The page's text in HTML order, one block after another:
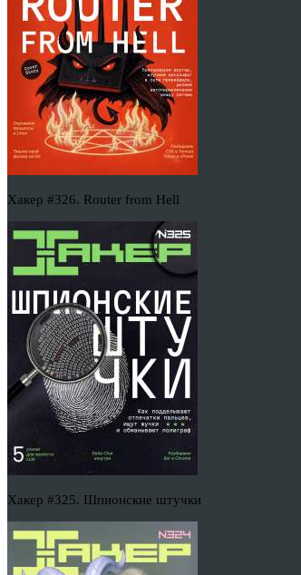
Хакер #326. Router from Hell
Хакер #325. Шпионские штучки